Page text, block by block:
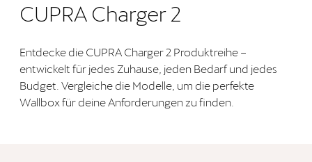
CUPRA Charger 2
Entdecke die CUPRA Charger 2 Produktreihe –
entwickelt für jedes Zuhause, jeden Bedarf und jedes
Budget. Vergleiche die Modelle, um die perfekte
Wallbox für deine Anforderungen zu finden.